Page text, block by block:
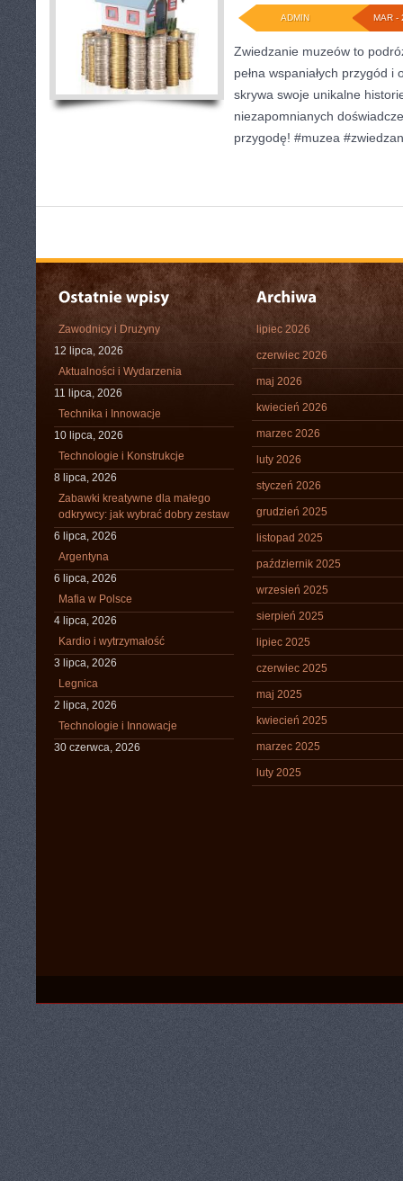
MAR -
ADMIN
Zwiedzanie muzeów to
pełna wspaniałych przygód
skrywa swoje unikalne
niezapomnianych
przygodę! #muzea
Zawodnicy i Drużyny
12 lipca, 2026
Aktualności i Wydarzenia
11 lipca, 2026
Technika i Innowacje
10 lipca, 2026
Technologie i Konstrukcje
8 lipca, 2026
Zabawki kreatywne dla małego
odkrywcy: jak wybrać dobry zestaw
6 lipca, 2026
Argentyna
6 lipca, 2026
Mafia w Polsce
4 lipca, 2026
Kardio i wytrzymałość
3 lipca, 2026
Legnica
2 lipca, 2026
Technologie i Innowacje
30 czerwca, 2026
lipiec 2026
czerwiec 2026
maj 2026
kwiecień 2026
marzec 2026
luty 2026
styczeń 2026
grudzień 2025
listopad 2025
październik 2025
wrzesień 2025
sierpień 2025
lipiec 2025
czerwiec 2025
maj 2025
kwiecień 2025
marzec 2025
luty 2025